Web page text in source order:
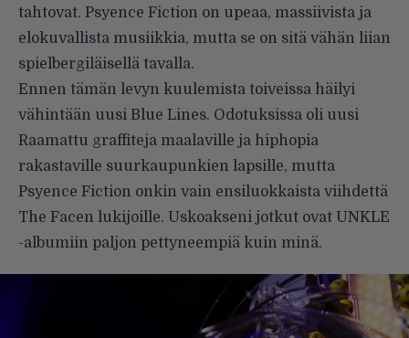
tahtovat. Psyence Fiction on upeaa, massiivista ja
elokuvallista musiikkia, mutta se on sitä vähän liian
spielbergiläisellä tavalla.
Ennen tämän levyn kuulemista toiveissa häilyi
vähintään uusi Blue Lines. Odotuksissa oli uusi
Raamattu graffiteja maalaville ja hiphopia
rakastaville suurkaupunkien lapsille, mutta
Psyence Fiction onkin vain ensiluokkaista viihdettä
The Facen lukijoille. Uskoakseni jotkut ovat UNKLE
-albumiin paljon pettyneempiä kuin minä.